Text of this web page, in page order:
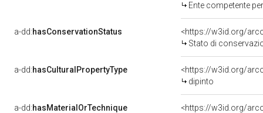
Ente competente per
a-dd:hasConservationStatus
<https://w3id.org/
Stato di
a-dd:hasCulturalPropertyType
<https://w3id.org/
dipinto
a-dd:hasMaterialOrTechnique
<https://w3id.org/